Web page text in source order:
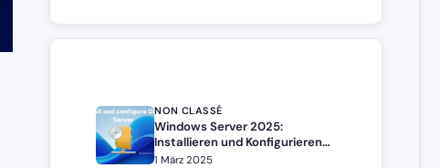
NON CLASSÉ
Windows Server 2025:
Installieren und Konfigurieren
eines DHCP-Servers
1 März 2025